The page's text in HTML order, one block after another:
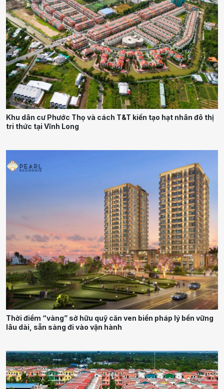
Khu dân cư Phước Thọ và cách T&T kiến tạo hạt nhân đô thị
tri thức tại Vĩnh Long
Thời điểm “vàng” sở hữu quỹ căn ven biển pháp lý bền vững
lâu dài, sẵn sàng đi vào vận hành